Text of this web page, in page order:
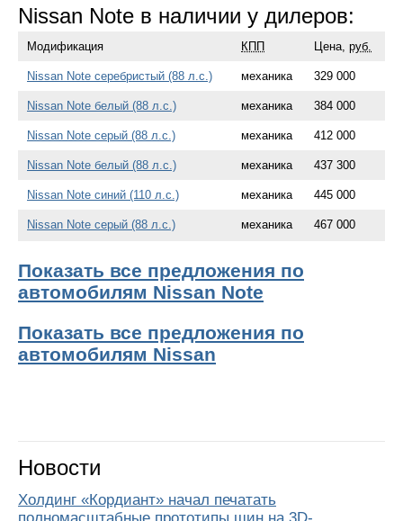
Nissan Note в наличии у дилеров:
Модификация КПП Цена, руб.
Nissan Note серебристый (88 л.с.) механика 329 000
Nissan Note белый (88 л.с.) механика 384 000
Nissan Note серый (88 л.с.) механика 412 000
Nissan Note белый (88 л.с.) механика 437 300
Nissan Note синий (110 л.с.) механика 445 000
Nissan Note серый (88 л.с.) механика 467 000
Показать все предложения по
автомобилям Nissan Note
Показать все предложения по
автомобилям Nissan
Новости
Холдинг «Кордиант» начал печатать